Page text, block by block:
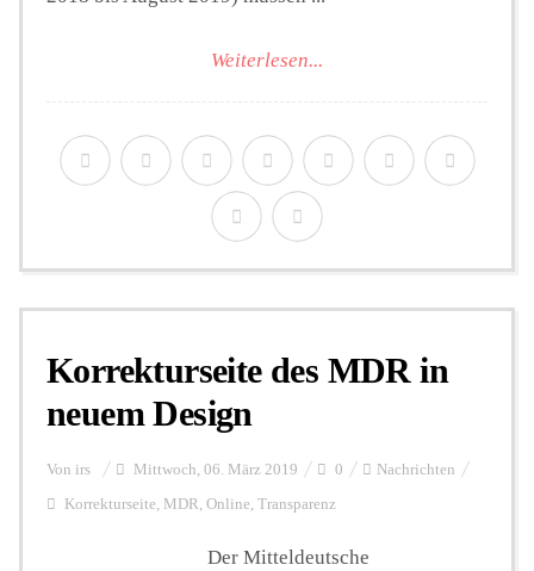
Weiterlesen...
Korrekturseite des MDR in
neuem Design
Von irs Mittwoch, 06. März 2019 0 Nachrichten
Korrekturseite, MDR, Online, Transparenz
Der Mitteldeutsche